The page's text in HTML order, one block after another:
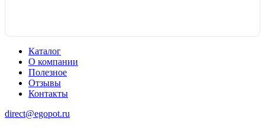
Каталог
О компании
Полезное
Отзывы
Контакты
direct@egopot.ru